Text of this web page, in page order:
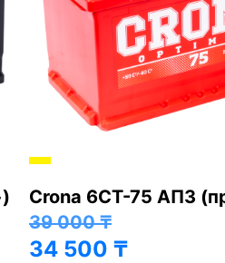
Crona 6СТ-75 АПЗ
39 000₸
34 500 ₸